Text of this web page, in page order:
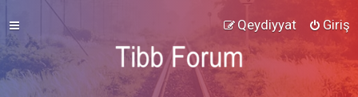
Giriş
Qeydiyyat